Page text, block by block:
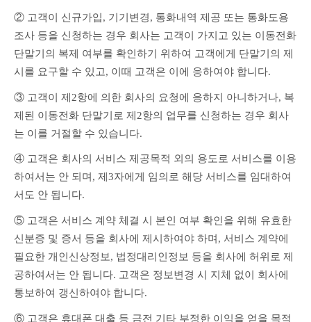
② 고객이 신규가입, 기기변경, 통화내역 제공 또는 통화도용
조사 등을 신청하는 경우 회사는 고객이 가지고 있는 이동전화
단말기의 복제 여부를 확인하기 위하여 고객에게 단말기의 제
시를 요구할 수 있고, 이때 고객은 이에 응하여야 합니다.
③ 고객이 제2항에 의한 회사의 요청에 응하지 아니하거나, 복
제된 이동전화 단말기로 제2항의 업무를 신청하는 경우 회사
는 이를 거절할 수 있습니다.
④ 고객은 회사의 서비스 제공목적 외의 용도로 서비스를 이용
하여서는 안 되며, 제3자에게 임의로 해당 서비스를 임대하여
서도 안 됩니다.
⑤ 고객은 서비스 계약 체결 시 본인 여부 확인을 위해 유효한
신분증 및 증서 등을 회사에 제시하여야 하며, 서비스 계약에
필요한 개인신상정보, 법정대리인정보 등을 회사에 허위로 제
공하여서는 안 됩니다. 고객은 정보변경 시 지체 없이 회사에
통보하여 갱신하여야 합니다.
⑥ 고객은 휴대폰 대출 등 금전 기타 부정한 이익을 얻을 목적